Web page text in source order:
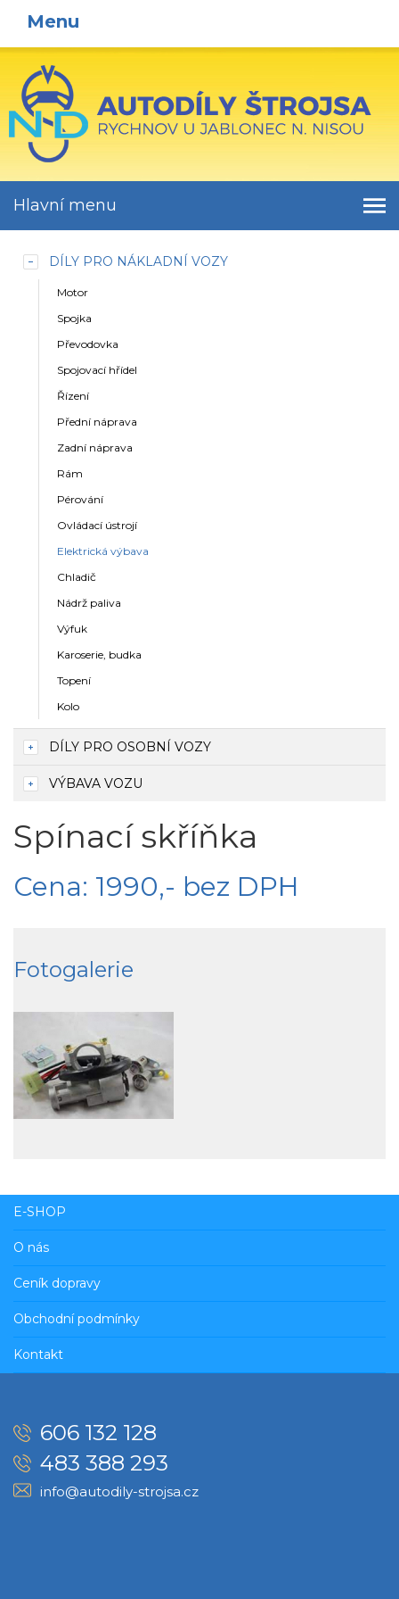
Menu
Hlavní menu
DÍLY PRO NÁKLADNÍ VOZY
Motor
Spojka
Převodovka
Spojovací hřídel
Řízení
Přední náprava
Zadní náprava
Rám
Pérování
Ovládací ústrojí
Elektrická výbava
Chladič
Nádrž paliva
Výfuk
Karoserie, budka
Topení
Kolo
DÍLY PRO OSOBNÍ VOZY
VÝBAVA VOZU
Spínací skříňka
Cena: 1990,- bez DPH
Fotogalerie
E-SHOP
O nás
Ceník dopravy
Obchodní podmínky
Kontakt
606 132 128
483 388 293
info@autodily-strojsa.cz